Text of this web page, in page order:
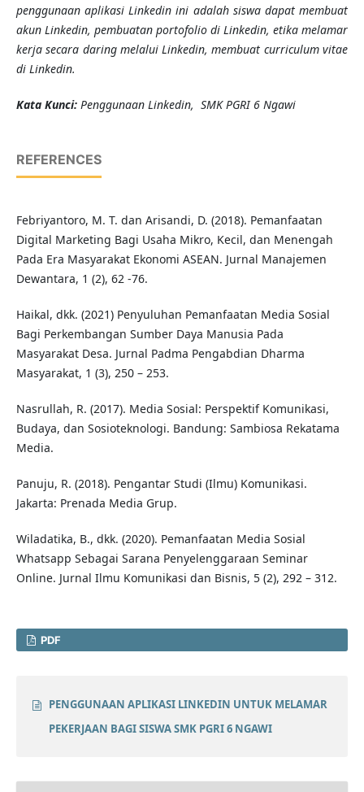
penggunaan aplikasi Linkedin ini adalah siswa dapat membuat
akun Linkedin, pembuatan portofolio di Linkedin, etika melamar
kerja secara daring melalui Linkedin, membuat curriculum vitae
di Linkedin.
Kata Kunci: PenggunaanLinkedin, SMK PGRI 6 Ngawi
REFERENCES
Febriyantoro, M. T. dan Arisandi, D. (2018). Pemanfaatan
Digital Marketing Bagi Usaha Mikro, Kecil, dan Menengah
Pada Era Masyarakat Ekonomi ASEAN. Jurnal Manajemen
Dewantara, 1 (2), 62 -76.
Haikal, dkk. (2021) Penyuluhan Pemanfaatan Media Sosial
Bagi Perkembangan Sumber Daya Manusia Pada
Masyarakat Desa. Jurnal Padma Pengabdian Dharma
Masyarakat, 1 (3), 250 – 253.
Nasrullah, R. (2017). Media Sosial: Perspektif Komunikasi,
Budaya, dan Sosioteknologi. Bandung: Sambiosa Rekatama
Media.
Panuju, R. (2018). Pengantar Studi (Ilmu) Komunikasi.
Jakarta: Prenada Media Grup.
Wiladatika, B., dkk. (2020). Pemanfaatan Media Sosial
Whatsapp Sebagai Sarana Penyelenggaraan Seminar
Online. Jurnal Ilmu Komunikasi dan Bisnis, 5 (2), 292 – 312.
PDF
PENGGUNAAN APLIKASI LINKEDIN UNTUK MELAMAR
PEKERJAAN BAGI SISWA SMK PGRI 6 NGAWI